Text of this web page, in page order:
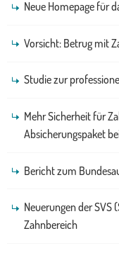
Neue Homepage für
Vorsicht: Betrug mit
Studie zur
Mehr Sicherheit für
Absicherungspaket
Bericht zum
Neuerungen der SVS
Zahnbereich